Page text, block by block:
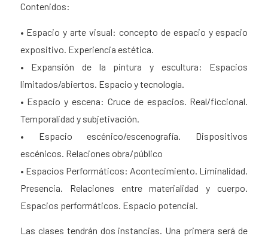
Contenidos:
• Espacio y arte visual: concepto de espacio y espacio
expositivo. Experiencia estética.
• Expansión de la pintura y escultura: Espacios
limitados/abiertos. Espacio y tecnología.
• Espacio y escena: Cruce de espacios. Real/ficcional.
Temporalidad y subjetivación.
• Espacio escénico/escenografía. Dispositivos
escénicos. Relaciones obra/público
• Espacios Performáticos: Acontecimiento. Liminalidad.
Presencia. Relaciones entre materialidad y cuerpo.
Espacios performáticos. Espacio potencial.
Las clases tendrán dos instancias. Una primera será de